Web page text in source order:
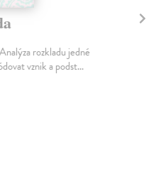
rozkladu jedné
vznik a podst...